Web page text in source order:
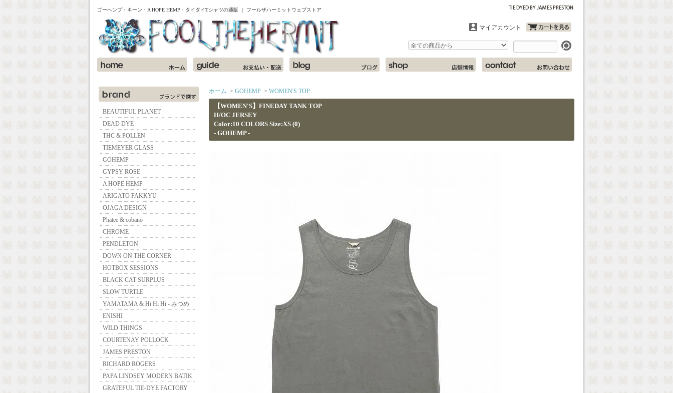
ゴーヘンプ・キーン・A HOPE HEMP・タイダイTシャツの通販 ｜ フールザハーミットウェブストア
マイアカウント
BEAUTIFUL PLANET
DEAD DYE
THC & POLLEN
TIEMEYER GLASS
GOHEMP
GYPSY ROSE
A HOPE HEMP
ARIGATO FAKKYU
OJAGA DESIGN
Phatee & cobano
CHROME
PENDLETON
DOWN ON THE CORNER
HOTBOX SESSIONS
BLACK CAT SURPLUS
SLOW TURTLE
YAMATAMA & Hi Hi Hi - みつめ
ENISHI
WILD THINGS
COURTENAY POLLOCK
JAMES PRESTON
RICHARD ROGERS
PAPA LINDSEY MODERN BATIK
GRATEFUL TIE-DYE FACTORY
ホーム > GOHEMP > WOMEN'S TOP
【WOMEN'S】FINEDAY TANK TOP
H/OC JERSEY
Color:10 COLORS Size:XS (0)
- GOHEMP -